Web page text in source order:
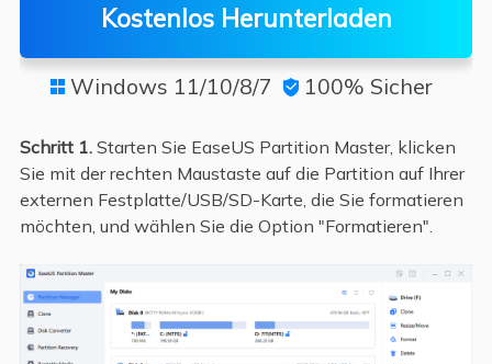
Kostenlos Herunterladen
 Windows 11/10/8/7  100% Sicher
Schritt 1.Starten Sie EaseUS Partition Master, klicken
Sie mit der rechten Maustaste auf die Partition auf Ihrer
externen Festplatte/USB/SD-Karte, die Sie formatieren
möchten, und wählen Sie die Option "Formatieren".